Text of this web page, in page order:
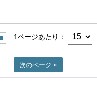
1ページあたり
次のページ